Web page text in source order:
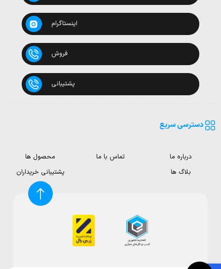
اینستاگرام
فروش
پشتیبانی
دسترسی سریع
درباره ما تماس با ما
محصول ها
بلاگ ها
پشتیبانی خریداران